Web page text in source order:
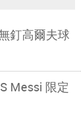
釘高爾夫球
Messi 限定